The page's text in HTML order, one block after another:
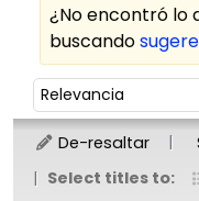
¿No encontró lo
buscando
Ordenar
Ordenar por:
De-resaltar
Select titles to: